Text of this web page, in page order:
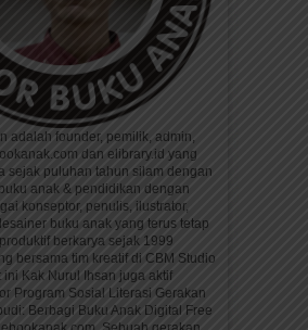
adalah founder, pemilik, admin,
dan elibrary.id yang
sejak puluhan tahun silam dengan
anak & pendidikan dengan
konseptor, penulis, ilustrator,
buku anak yang terus tetap
berkarya sejak 1999
bersama tim kreatif di CBM Studio
ini Kak Nurul Ihsan juga aktif
Program Sosial Literasi Gerakan
Berbagi Buku Anak Digital Free